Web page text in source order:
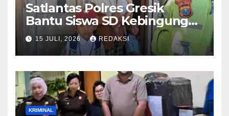
Satlantas Polres Gresik
Bantu Siswa SD Kebingungan
Saat Pulang Sekolah,
Langsung Diantar ke Rumah
Orang Tua Lega
15 JULI, 2026 REDAKSI
KRIMINAL